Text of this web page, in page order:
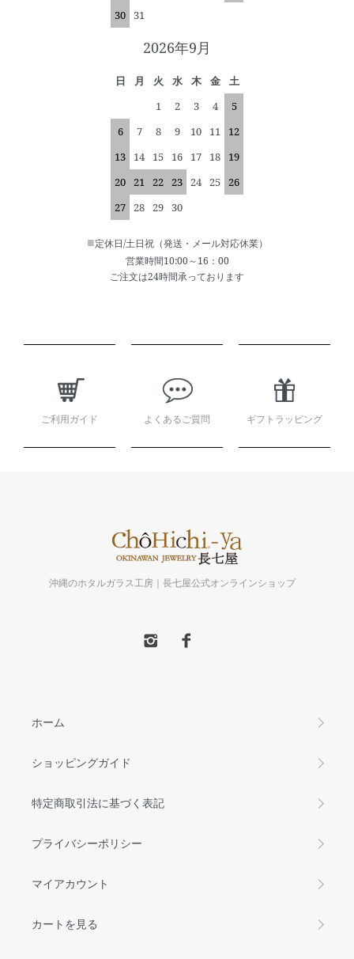
30 31
2026年9月
日 月 火 水 木 金
土
1
2 3 4
5
6
7 8 9 10 11
12
13
14 15 16 17 18
19
20 21 22 23 24 25 26
27 28 29 30
■定休日/土日祝（発送・メール対応休業）
営業時間10:00～16：00
ご注文は24時間承っております
ご利用ガイド よくあるご質問 ギフトラッピング
沖縄のホタルガラス工房｜長七屋公式オンラインショップ
ホーム
ショッピングガイド
特定商取引法に基づく表記
プライバシーポリシー
マイアカウント
カートを見る